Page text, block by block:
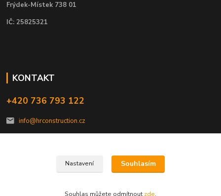
Frýdek-Místek 738 01
IČ: 25825321
KONTAKT
+420 736 793 122
info@hrconstruction.cz
HR construction, s.r.o. 2023
Nastavení Souhlasím
Souhlas můžete odmítnout zde.